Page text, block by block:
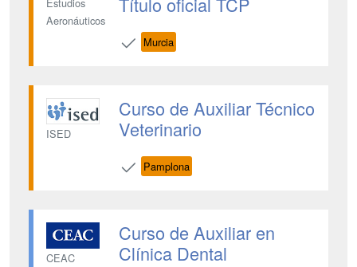
Aeronáuticos
Murcia
ISED
Curso de Auxiliar Técnico
Veterinario
Pamplona
CEAC
Curso de Auxiliar en
Clínica Dental